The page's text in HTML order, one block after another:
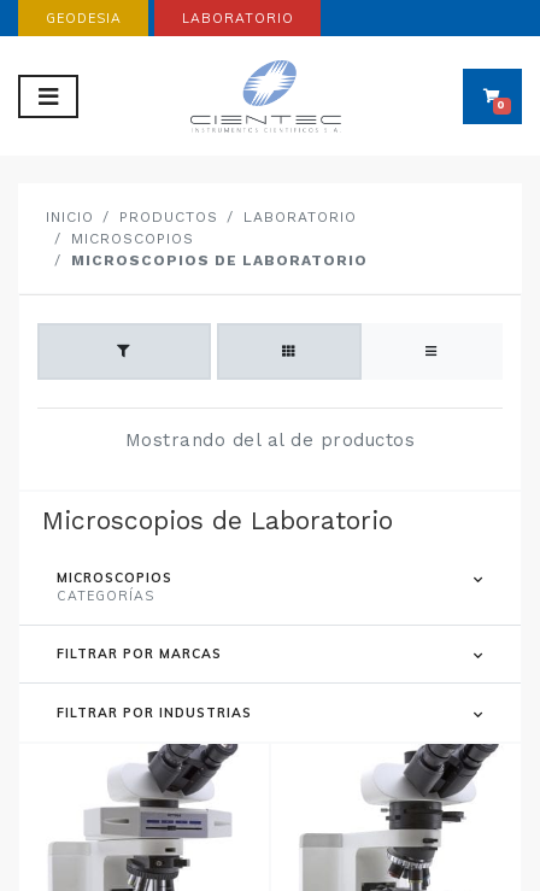
GEODESIA LABORATORIO
0
INICIO PRODUCTOS
LABORATORIO
MICROSCOPIOS
MICROSCOPIOS DE LABORATORIO
Mostrando del al de productos
Microscopios de Laboratorio
MICROSCOPIOS
CATEGORÍAS
FILTRAR POR MARCAS
FILTRAR POR INDUSTRIAS